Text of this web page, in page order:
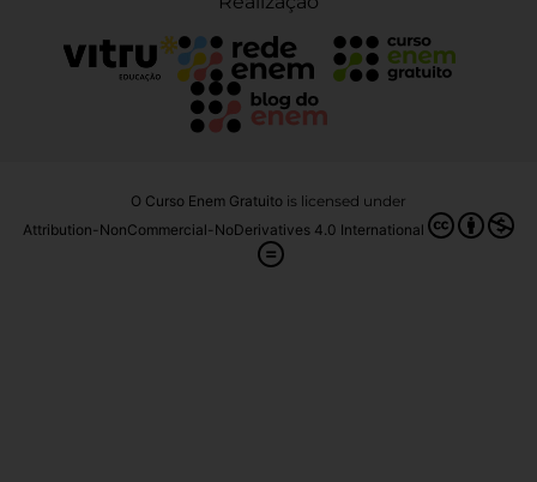
O Curso Enem Gratuito is licensed under
Attribution-NonCommercial-NoDerivatives 4.0 International